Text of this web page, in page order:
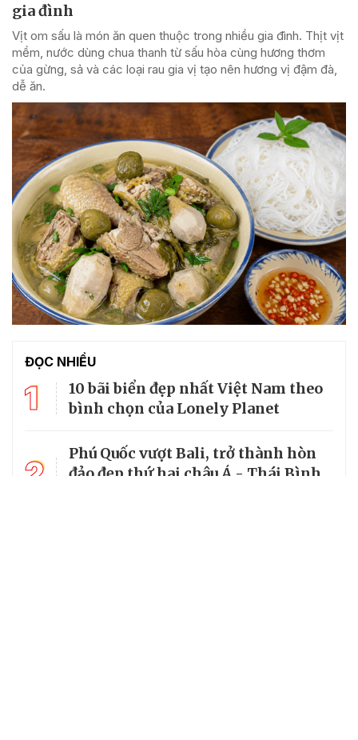
gia đình
Vịt om sấu là món ăn quen thuộc trong nhiều gia đình. Thịt vịt
mềm, nước dùng chua thanh từ sấu hòa cùng hương thơm
của gừng, sả và các loại rau gia vị tạo nên hương vị đậm đà,
dễ ăn.
ĐỌC NHIỀU
1
10 bãi biển đẹp nhất Việt Nam theo
bình chọn của Lonely Planet
2
Phú Quốc vượt Bali, trở thành hòn
đảo đẹp thứ hai châu Á - Thái Bình